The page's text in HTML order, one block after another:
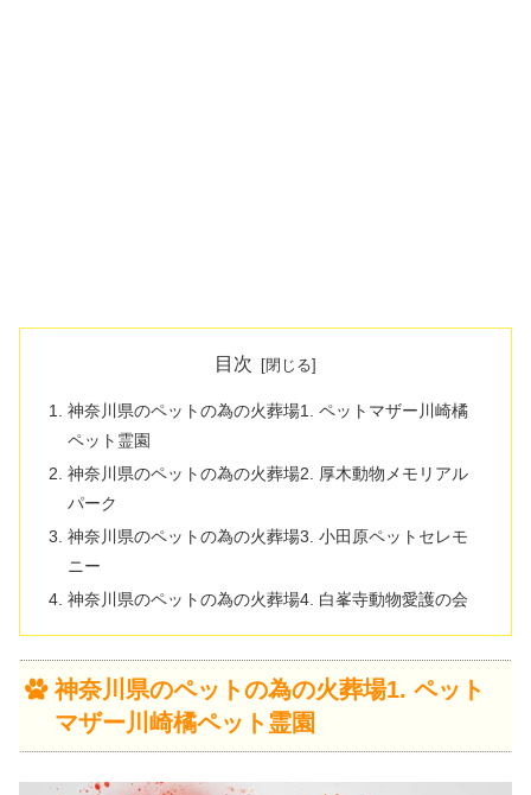
目次
神奈川県のペットの為の火葬場1. ペットマザー川崎橘
ペット霊園
神奈川県のペットの為の火葬場2. 厚木動物メモリアル
パーク
神奈川県のペットの為の火葬場3. 小田原ペットセレモ
ニー
神奈川県のペットの為の火葬場4. 白峯寺動物愛護の会
神奈川県のペットの為の火葬場1. ペット
マザー川崎橘ペット霊園